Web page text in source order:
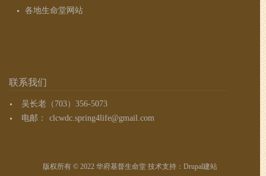
各地生命堂网站
联系我们
吴长老（703）356-5073
电邮：
clcwdc.spring4life@gmail.com
版权所有 © 2022 华府基督生命堂 技术支持： Drupal建站